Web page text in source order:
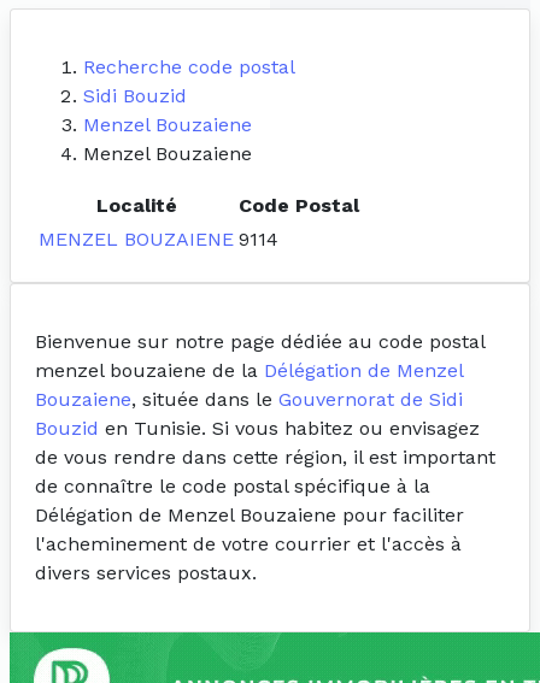
Recherche code postal
Sidi Bouzid
Menzel Bouzaiene
Menzel Bouzaiene
Localité
Code Postal
MENZEL BOUZAIENE 9114
Bienvenue sur notre page dédiée au code postal
menzel bouzaiene de la Délégation de Menzel
Bouzaiene, située dans le Gouvernorat de Sidi
Bouzid en Tunisie. Si vous habitez ou envisagez
de vous rendre dans cette région, il est important
de connaître le code postal spécifique à la
Délégation de Menzel Bouzaiene pour faciliter
l'acheminement de votre courrier et l'accès à
divers services postaux.